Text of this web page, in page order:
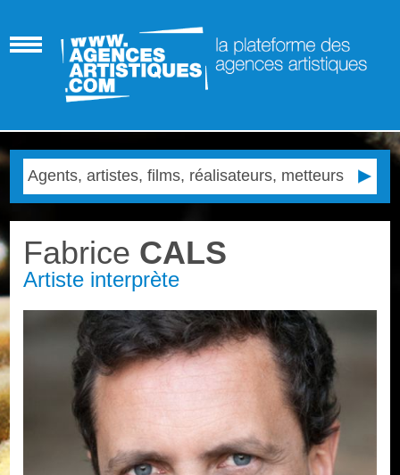
Fabrice CALS
Artiste interprète